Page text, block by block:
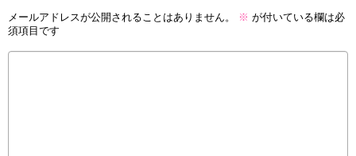
メールアドレスが公開されることはありません。 ※ が付いている欄は必
須項目です